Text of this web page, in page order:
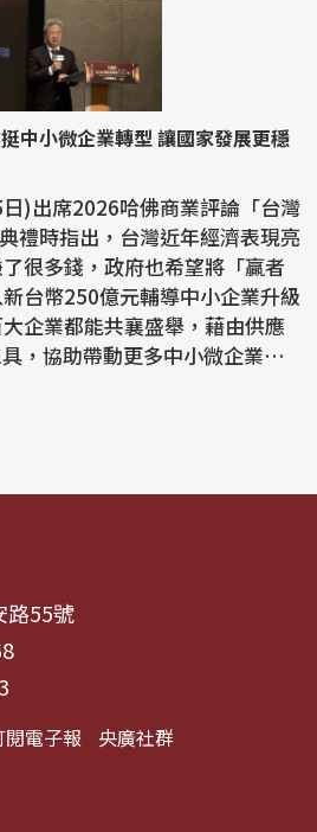
)出席2026哈佛商業評論「台灣
禮時指出，台灣近年經濟表現亮
很多錢，政府也希望將「贏者
台幣250億元輔導中小企業升級
企業都能共襄盛舉，藉由供應
，協助帶動更多中小微企業轉
路55號
閱電子報 央廣社群